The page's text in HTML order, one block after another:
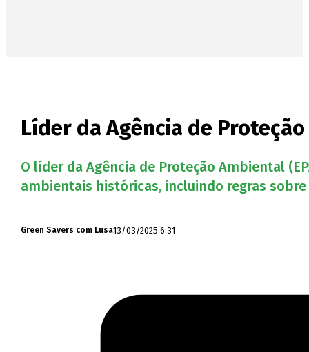
Líder da Agência de
O líder da Agência de Proteção Ambiental
ambientais históricas, incluindo regras
Green Savers com Lusa13/03/2025 6:31